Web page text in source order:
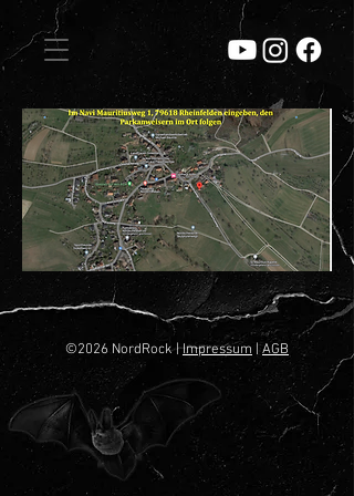
©2026 NordRock |Impressum |AGB